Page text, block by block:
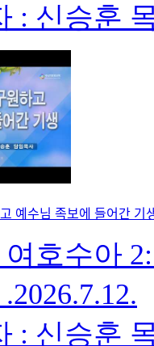
: 신승훈
예수님 족보에 들어간
호수아
: 신승훈